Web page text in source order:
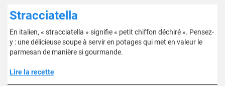
Stracciatella
En italien, « stracciatella » signifie « petit chiffon déchiré ». Pensez-
y : une délicieuse soupe à servir en potages qui met en valeur le
parmesan de manière si gourmande.
Lire la recette